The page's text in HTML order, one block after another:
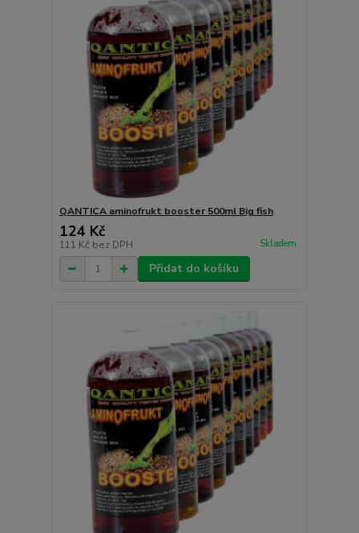
QANTICA aminofrukt booster 500ml Big fish
124 Kč
111 Kč bez DPH Skladem
Přidat do košíku